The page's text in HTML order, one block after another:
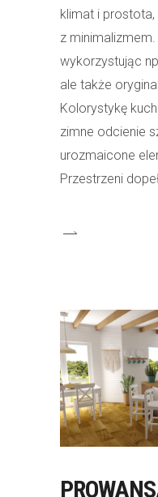
klimat i prostota,
z
wykorzystując
ale także
Kolorystykę
zimne odcienie
urozmaicone
Przestrzeni